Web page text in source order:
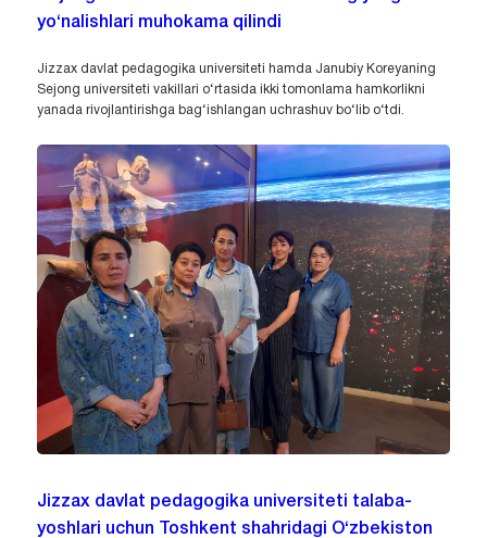
yo‘nalishlari muhokama qilindi
Jizzax davlat pedagogika universiteti hamda Janubiy Koreyaning
Sejong universiteti vakillari o‘rtasida ikki tomonlama hamkorlikni
yanada rivojlantirishga bag‘ishlangan uchrashuv bo‘lib o‘tdi.
Jizzax davlat pedagogika universiteti talaba-
yoshlari uchun Toshkent shahridagi O‘zbekiston